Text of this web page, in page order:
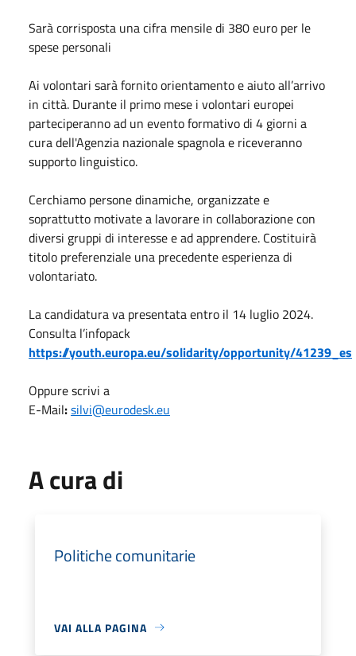
Sarà corrisposta una cifra mensile di 380 euro per le
spese personali
Ai volontari sarà fornito orientamento e aiuto all’arrivo
in città. Durante il primo mese i volontari europei
parteciperanno ad un evento formativo di 4 giorni a
cura dell'Agenzia nazionale spagnola e riceveranno
supporto linguistico.
Cerchiamo persone dinamiche, organizzate e
soprattutto motivate a lavorare in collaborazione con
diversi gruppi di interesse e ad apprendere. Costituirà
titolo preferenziale una precedente esperienza di
volontariato.
La candidatura va presentata entro il 14 luglio 2024.
Consulta l’infopack
https://youth.europa.eu/solidarity/opportunity/41239_es
Oppure scrivi a
E-Mail:silvi@eurodesk.eu
A cura di
Politiche comunitarie
VAI ALLA PAGINA